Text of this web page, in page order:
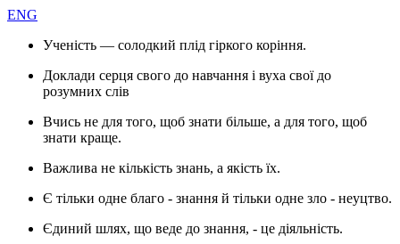
ENG
Ученість — солодкий плід гіркого коріння.
Доклади серця свого до навчання і вуха свої до
розумних слів
Вчись не для того, щоб знати більше, а для того, щоб
знати краще.
Важлива не кількість знань, а якість їх.
Є тільки одне благо - знання й тільки одне зло - неуцтво.
Єдиний шлях, що веде до знання, - це діяльність.